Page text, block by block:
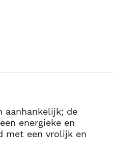
aanhankelijk; de
energieke en
met een vrolijk en